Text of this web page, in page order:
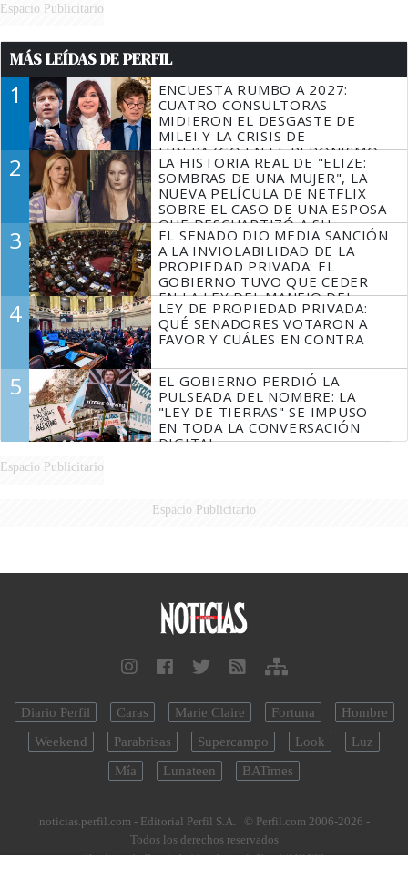
Espacio Publicitario
MÁS LEÍDAS DE PERFIL
1
ENCUESTA RUMBO A 2027:
CUATRO CONSULTORAS
MIDIERON EL DESGASTE DE
MILEI Y LA CRISIS DE
LIDERAZGO EN EL PERONISMO
2
LA HISTORIA REAL DE "ELIZE:
SOMBRAS DE UNA MUJER", LA
NUEVA PELÍCULA DE NETFLIX
SOBRE EL CASO DE UNA ESPOSA
QUE DESCUARTIZÓ A SU
MARIDO
3
EL SENADO DIO MEDIA SANCIÓN
A LA INVIOLABILIDAD DE LA
PROPIEDAD PRIVADA: EL
GOBIERNO TUVO QUE CEDER
EN LA LEY DEL MANEJO DEL
FUEGO
4
LEY DE PROPIEDAD PRIVADA:
QUÉ SENADORES VOTARON A
FAVOR Y CUÁLES EN CONTRA
5
EL GOBIERNO PERDIÓ LA
PULSEADA DEL NOMBRE: LA
"LEY DE TIERRAS" SE IMPUSO
EN TODA LA CONVERSACIÓN
DIGITAL
Espacio Publicitario
Espacio Publicitario
Diario Perfil Caras Marie Claire Fortuna
Hombre
Weekend
Parabrisas Supercampo Look
Luz
Mía
Lunateen BATimes
noticias.perfil.com - Editorial Perfil S.A. | © Perfil.com 2006-2026 -
Todos los derechos reservados
Registro de Propiedad Intelectual: Nro. 5346433